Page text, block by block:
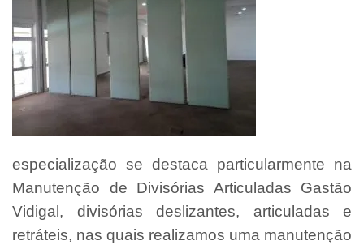
especialização se destaca particularmente na
Manutenção de Divisórias Articuladas Gastão
Vidigal, divisórias deslizantes, articuladas e
retráteis, nas quais realizamos uma manutenção